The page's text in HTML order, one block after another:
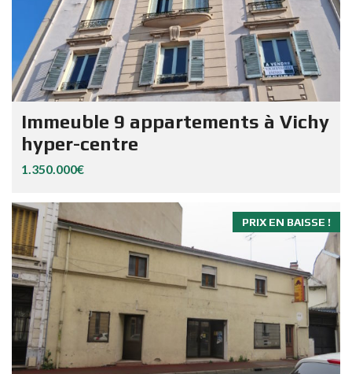
Immeuble 9 appartements à Vichy
hyper-centre
1.350.000€
PRIX EN BAISSE !